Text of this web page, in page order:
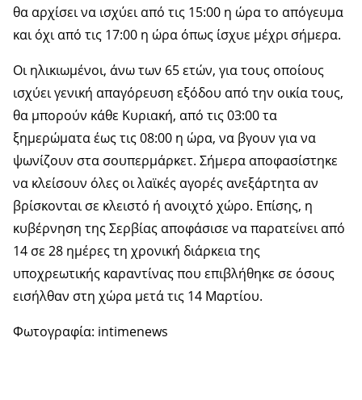
θα αρχίσει να ισχύει από τις 15:00 η ώρα το απόγευμα
και όχι από τις 17:00 η ώρα όπως ίσχυε μέχρι σήμερα.
Οι ηλικιωμένοι, άνω των 65 ετών, για τους οποίους
ισχύει γενική απαγόρευση εξόδου από την οικία τους,
θα μπορούν κάθε Κυριακή, από τις 03:00 τα
ξημερώματα έως τις 08:00 η ώρα, να βγουν για να
ψωνίζουν στα σουπερμάρκετ. Σήμερα αποφασίστηκε
να κλείσουν όλες οι λαϊκές αγορές ανεξάρτητα αν
βρίσκονται σε κλειστό ή ανοιχτό χώρο. Επίσης, η
κυβέρνηση της Σερβίας αποφάσισε να παρατείνει από
14 σε 28 ημέρες τη χρονική διάρκεια της
υποχρεωτικής καραντίνας που επιβλήθηκε σε όσους
εισήλθαν στη χώρα μετά τις 14 Μαρτίου.
Φωτογραφία: intimenews